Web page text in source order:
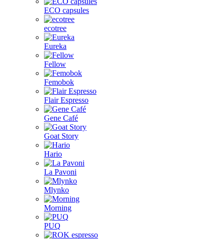
ECO capsules
ecotree
Eureka
Fellow
Femobok
Flair Espresso
Gene Café
Goat Story
Hario
La Pavoni
Mlynko
Morning
PUQ